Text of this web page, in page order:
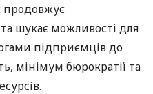
продовжує
шукає можливості для
підприємців до
мінімум бюрократії та